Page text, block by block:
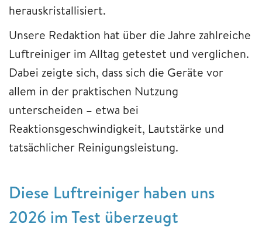
herauskristallisiert.
Unsere Redaktion hat über die Jahre zahlreiche
Luftreiniger im Alltag getestet und verglichen.
Dabei zeigte sich, dass sich die Geräte vor
allem in der praktischen Nutzung
unterscheiden – etwa bei
Reaktionsgeschwindigkeit, Lautstärke und
tatsächlicher Reinigungsleistung.
Diese Luftreiniger haben uns
2026 im Test überzeugt